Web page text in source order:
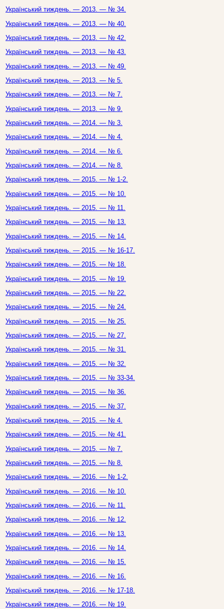
Український тиждень. — 2013. — № 34.
Український тиждень. — 2013. — № 40.
Український тиждень. — 2013. — № 42.
Український тиждень. — 2013. — № 43.
Український тиждень. — 2013. — № 49.
Український тиждень. — 2013. — № 5.
Український тиждень. — 2013. — № 7.
Український тиждень. — 2013. — № 9.
Український тиждень. — 2014. — № 3.
Український тиждень. — 2014. — № 4.
Український тиждень. — 2014. — № 6.
Український тиждень. — 2014. — № 8.
Український тиждень. — 2015. — № 1-2.
Український тиждень. — 2015. — № 10.
Український тиждень. — 2015. — № 11.
Український тиждень. — 2015. — № 13.
Український тиждень. — 2015. — № 14.
Український тиждень. — 2015. — № 16-17.
Український тиждень. — 2015. — № 18.
Український тиждень. — 2015. — № 19.
Український тиждень. — 2015. — № 22.
Український тиждень. — 2015. — № 24.
Український тиждень. — 2015. — № 25.
Український тиждень. — 2015. — № 27.
Український тиждень. — 2015. — № 31.
Український тиждень. — 2015. — № 32.
Український тиждень. — 2015. — № 33-34.
Український тиждень. — 2015. — № 36.
Український тиждень. — 2015. — № 37.
Український тиждень. — 2015. — № 4.
Український тиждень. — 2015. — № 41.
Український тиждень. — 2015. — № 7.
Український тиждень. — 2015. — № 8.
Український тиждень. — 2016. — № 1-2.
Український тиждень. — 2016. — № 10.
Український тиждень. — 2016. — № 11.
Український тиждень. — 2016. — № 12.
Український тиждень. — 2016. — № 13.
Український тиждень. — 2016. — № 14.
Український тиждень. — 2016. — № 15.
Український тиждень. — 2016. — № 16.
Український тиждень. — 2016. — № 17-18.
Український тиждень. — 2016. — № 19.